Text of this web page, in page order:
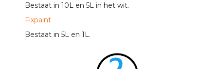
Bestaat in 10L en 5L in het wit.
Fixpaint
Bestaat in 5L en 1L.